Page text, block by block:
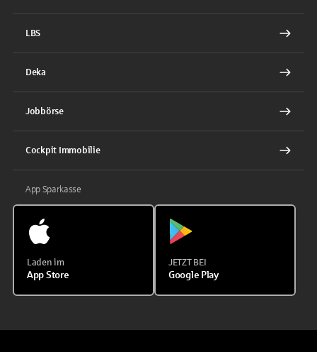
LBS
Deka
Jobbörse
Cockpit Immobilie
App Sparkasse
Laden im
App Store
JETZT BEI
Google Play